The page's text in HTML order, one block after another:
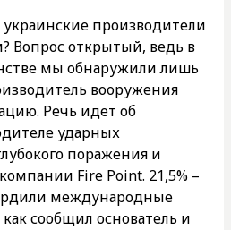
производители
Вопрос открытый, ведь в
мы обнаружили лишь
вооружения
Речь идет об
ударных
поражения и
Fire Point. 21,5% –
международные
сообщил основатель и